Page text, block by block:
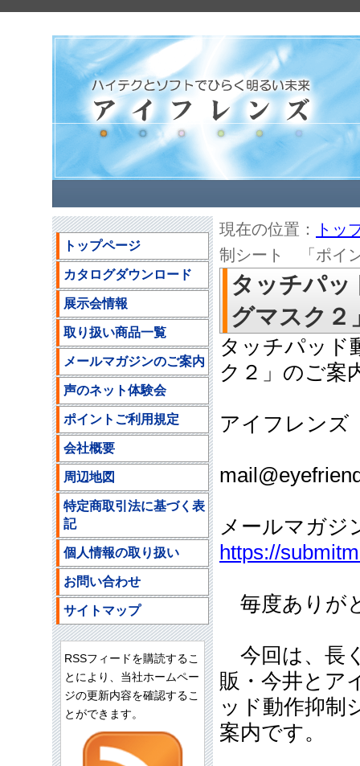
現在の位置：
トッ
制シート 「ポイ
タッチパ
グマスク２
タッチパッ
ク２」のご案
アイフレン
メールマガジ
https://
毎度ありが
今回は、長
販・今井とア
ッド動作抑制
案内です。
トップページ
カタログダウンロード
展示会情報
取り扱い商品一覧
メールマガジンのご案内
声のネット体験会
ポイントご利用規定
会社概要
周辺地図
特定商取引法に基づく表
記
個人情報の取り扱い
お問い合わせ
サイトマップ
RSSフィードを購読するこ
とにより、当社ホームペー
ジの更新内容を確認するこ
とができます。